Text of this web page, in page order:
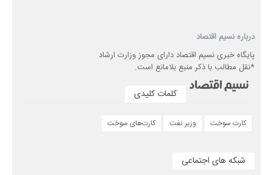
درباره نسیم اقتصاد
پایگاه خبری نسیم اقتصاد دارای مجوز وزارت ارشاد
*نقل مطالب با ذکر منبع بلامانع است.
کلمات کلیدی
کارت سوخت وزیر نفت کارت‌های سوخت
شبکه های اجتماعی